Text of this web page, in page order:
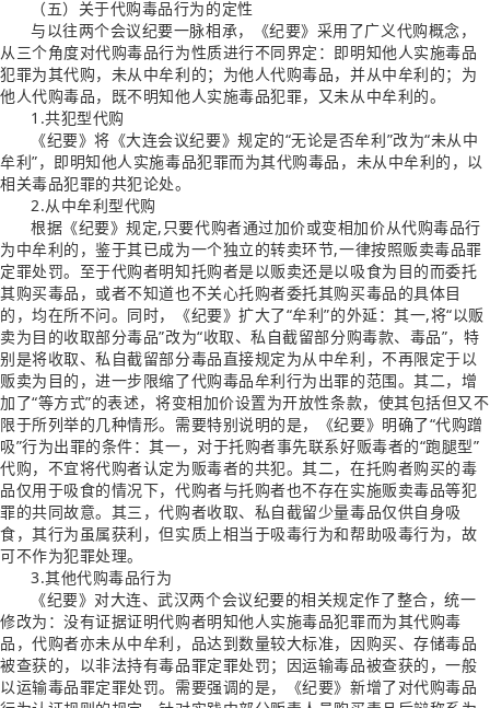
（五）关于代购毒品行为的定性
与以往两个会议纪要一脉相承，《纪要》采用了广义代购概念，
从三个角度对代购毒品行为性质进行不同界定：即明知他人实施毒品
犯罪为其代购，未从中牟利的；为他人代购毒品，并从中牟利的；为
他人代购毒品，既不明知他人实施毒品犯罪，又未从中牟利的。
1.共犯型代购
《纪要》将《大连会议纪要》规定的“无论是否牟利”改为“未从中
牟利”，即明知他人实施毒品犯罪而为其代购毒品，未从中牟利的，以
相关毒品犯罪的共犯论处。
2.从中牟利型代购
根据《纪要》规定,只要代购者通过加价或变相加价从代购毒品行
为中牟利的，鉴于其已成为一个独立的转卖环节,一律按照贩卖毒品罪
定罪处罚。至于代购者明知托购者是以贩卖还是以吸食为目的而委托
其购买毒品，或者不知道也不关心托购者委托其购买毒品的具体目
的，均在所不问。同时，《纪要》扩大了“牟利”的外延：其一,将“以贩
卖为目的收取部分毒品”改为“收取、私自截留部分购毒款、毒品”，特
别是将收取、私自截留部分毒品直接规定为从中牟利，不再限定于以
贩卖为目的，进一步限缩了代购毒品牟利行为出罪的范围。其二，增
加了“等方式”的表述，将变相加价设置为开放性条款，使其包括但又不
限于所列举的几种情形。需要特别说明的是，《纪要》明确了“代购蹭
吸”行为出罪的条件：其一，对于托购者事先联系好贩毒者的“跑腿型”
代购，不宜将代购者认定为贩毒者的共犯。其二，在托购者购买的毒
品仅用于吸食的情况下，代购者与托购者也不存在实施贩卖毒品等犯
罪的共同故意。其三，代购者收取、私自截留少量毒品仅供自身吸
食，其行为虽属获利，但实质上相当于吸毒行为和帮助吸毒行为，故
可不作为犯罪处理。
3.其他代购毒品行为
《纪要》对大连、武汉两个会议纪要的相关规定作了整合，统一
修改为：没有证据证明代购者明知他人实施毒品犯罪而为其代购毒
品，代购者亦未从中牟利，品达到数量较大标准，因购买、存储毒品
被查获的，以非法持有毒品罪定罪处罚；因运输毒品被查获的，一般
以运输毒品罪定罪处罚。需要强调的是，《纪要》新增了对代购毒品